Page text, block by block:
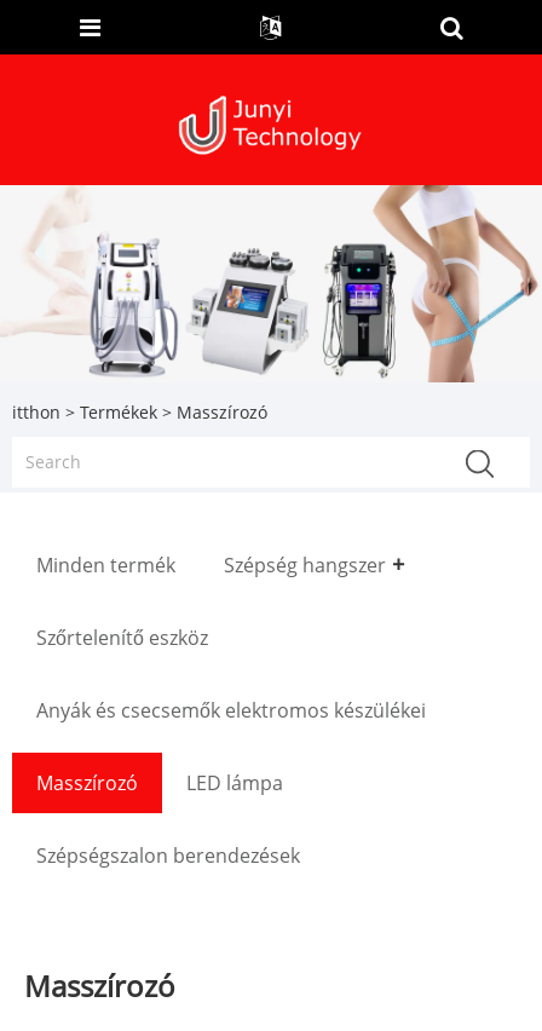
itthon > Termékek > Masszírozó
Minden termék Szépség hangszer
Szőrtelenítő eszköz
Anyák és csecsemők elektromos készülékei
Masszírozó LED lámpa
Szépségszalon berendezések
Masszírozó